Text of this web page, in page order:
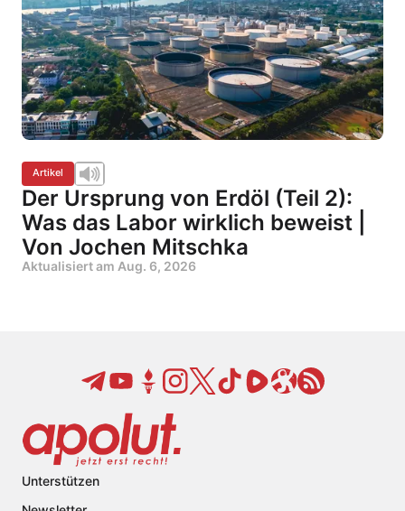
Artikel
Der Ursprung von Erdöl (Teil 2):
Was das Labor wirklich beweist |
Von Jochen Mitschka
Aktualisiert am Aug. 6, 2026
Unterstützen